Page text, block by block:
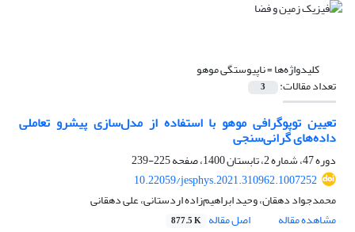
کلیدواژه‌ها =ناپیوستگی موهو
تعداد مقالات: 3
تعیین توپوگرافی موهو با استفاده از مدل‌سازی پیشرو تعاملی
داده‌های گرانی‌سنجی
دوره 47، شماره 2، تابستان 1400، صفحه
225-239
10.22059/jesphys.2021.310962.1007252
محمدجواد دهقان، وحید ابراهیم‌زاده اردستانی، علی دهقانی
مشاهده مقاله
اصل مقاله 877.5 K